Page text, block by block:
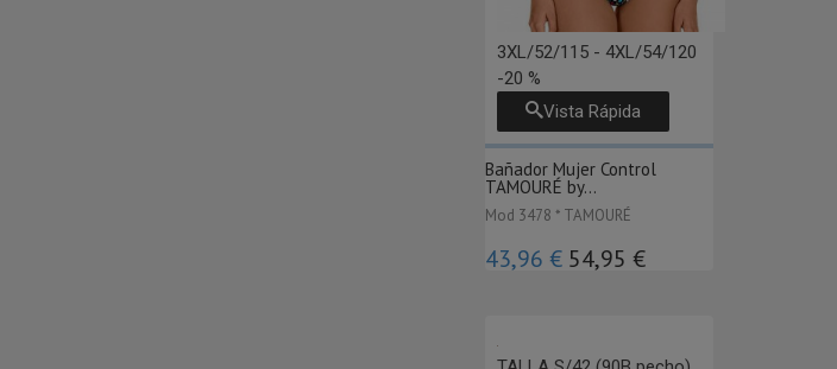
3XL/52/115 - 4XL/54/120
-20 %
Vista Rápida
Bañador Mujer Control
TAMOURÉ by...
Mod 3478 * TAMOURÉ
43,96 € 54,95 €